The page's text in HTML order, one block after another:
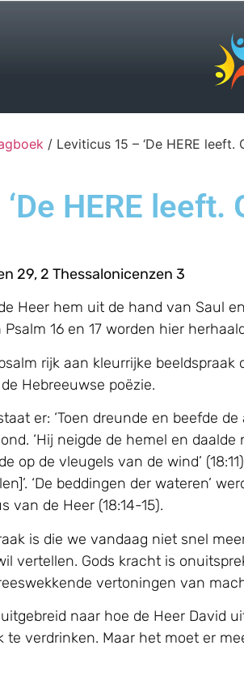
/ Leviticus 15 – ‘De HERE leeft.
HERE leeft.
29, 2 Thessalonicenzen 3
Heer hem uit de hand van Saul
16 en 17 worden hier
rijk aan kleurrijke
Hebreeuwse poëzie.
er: ‘Toen dreunde en beefde
‘Hij neigde de hemel en
op de vleugels van de wind’
‘De beddingen der wateren’
van de Heer (18:14-15).
is die we vandaag niet snel
vertellen. Gods kracht is
vertoningen van
naar hoe de Heer David
verdrinken. Maar het moet er